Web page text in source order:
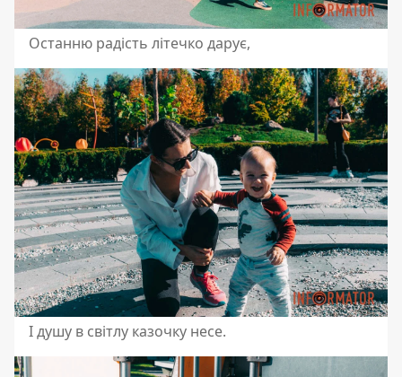
Останню радість літечко дарує,
І душу в світлу казочку несе.